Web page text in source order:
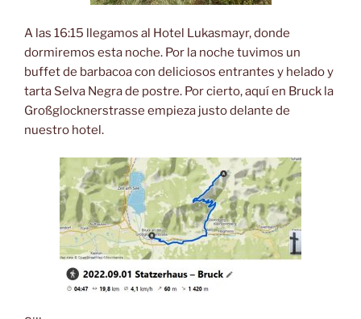
A las 16:15 llegamos al Hotel Lukasmayr, donde
dormiremos esta noche. Por la noche tuvimos un
buffet de barbacoa con deliciosos entrantes y helado y
tarta Selva Negra de postre. Por cierto, aquí en Bruck la
Großglocknerstrasse empieza justo delante de
nuestro hotel.